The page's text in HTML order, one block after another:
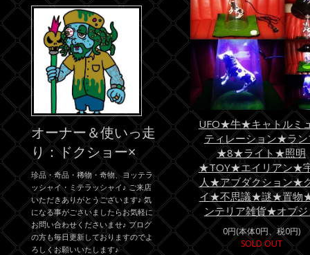
UFO★牛★キャトルミ
ティレーション★ラン
★8★ライト★照明
★TOY★エイリアン★
人★アブダクション★
イ★不思議★謎★置物
ンテリア雑貨★オブジ
0円(本体0円、税0円)
SOLD OUT
オーナー＆使いっ走
り：ドクショー×
珍品・奇品・稀物・奇物、ヨッテラ
ッシャイ・ミテラッシャイ♪ ご来店
いただきありがとうございます♪ 気
になる事がごさいましたらお気軽に
お問い合わせくださいませ♪ ブログ
の方も毎日更新しておりますのでよ
ろしくお願いいたします♪